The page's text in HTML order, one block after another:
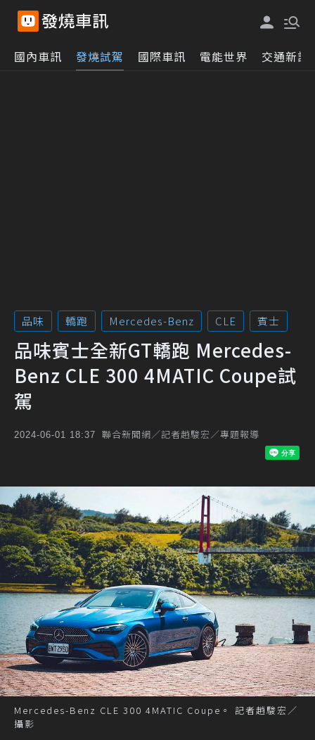
國內車訊 發燒試駕 國際車訊 電能世界 交通新訊
品味 轎跑 Mercedes-Benz CLE 賓士
品味賓士全新GT轎跑 Mercedes-
Benz CLE 300 4MATIC Coupe試
駕
2024-06-01 18:37 聯合新聞網／記者趙駿宏／專題報導
Mercedes-Benz CLE 300 4MATIC Coupe。 記者趙駿宏／
攝影